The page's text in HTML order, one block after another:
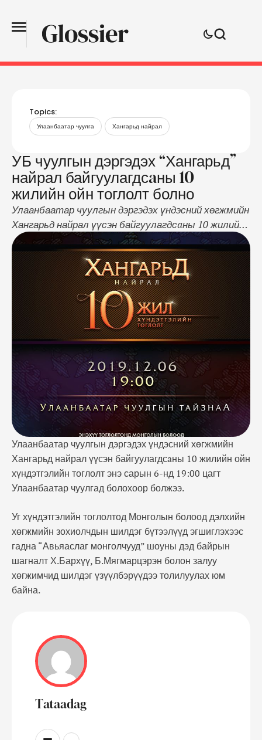
Topics:
Улаанбаатар чуулга Хангарьд найрал
УБ чуулгын дэргэдэх “Хангарьд”
найрал байгуулагдсaны 10
жилийн ойн тоглолт болно
Улаанбаатар чуулгын дэргэдэх үндэсний хөгжмийн
Хангарьд найрал үүсэн байгуулагдсaны 10 жилийн
ойн хүндэтгэлийн тоглолт энэ сарын 6-нд 19:00
цагт Улаанбаатар чуулгад болохоор болжээ. Уг
хүндэтгэлийн тоглолтод Монголын болоод
дэлхийн хөгжмийн зохиолчдын шилдэг бүтээлүүд
эгшиглэхээс гадна “Авьяаслаг монголчууд” шоуны
дэд байрын шагналт Х.Бархүү, Б.Мягмарцэрэн
болон залуу хөгжимчид шилдэг үзүүлбэрүүдээ
толилуулах юм байна.
Улаанбаатар чуулгын дэргэдэх үндэсний хөгжмийн
Хангарьд найрал үүсэн байгуулагдсaны 10 жилийн ойн
хүндэтгэлийн тоглолт энэ сарын 6-нд 19:00 цагт
Улаанбаатар чуулгад болохоор болжээ.
Уг хүндэтгэлийн тоглолтод Монголын болоод дэлхийн
хөгжмийн зохиолчдын шилдэг бүтээлүүд эгшиглэхээс
гадна “Авьяаслаг монголчууд” шоуны дэд байрын
шагналт Х.Бархүү, Б.Мягмарцэрэн болон залуу
хөгжимчид шилдэг үзүүлбэрүүдээ толилуулах юм
байна.
Tataadag